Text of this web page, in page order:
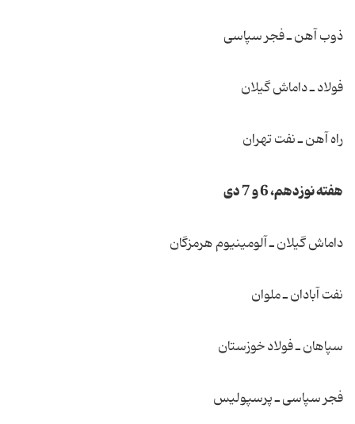
ذوب آهن ـ فجر سپاسی
فولاد ـ داماش گیلان
راه آهن ـ نفت تهران
هفته نوزدهم، 6 و 7 دی
داماش گیلان ـ آلومینیوم هرمزگان
نفت آبادان ـ ملوان
سپاهان ـ فولاد خوزستان
فجر سپاسی ـ پرسپولیس